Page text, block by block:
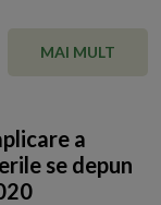
MAI MULT
a
se depun